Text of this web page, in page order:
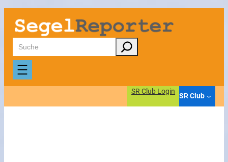
Zum
Inhalt
springen
Suchen
SR Club Login
SR Club